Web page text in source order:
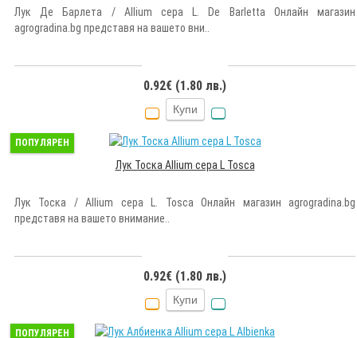
Лук Де Барлета / Allium cepa L. De Barletta Онлайн магазин
agrogradina.bg представя на вашето вни..
0.92€ (1.80 лв.)
Купи
ПОПУЛЯРЕН
Лук Тоска Allium cepa L Tosca
Лук Тоска / Allium cepa L. Tosca Онлайн магазин agrogradina.bg
представя на вашето внимание..
0.92€ (1.80 лв.)
Купи
ПОПУЛЯРЕН